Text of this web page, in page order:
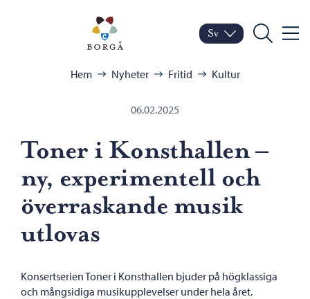
Porvoo – Gå till
Byt språk
Nuvarande språk:
Sv
Sök Meny
Hem Nyheter Fritid Kultur
06.02.2025
Toner i Konsthallen –
ny, experimentell och
överraskande musik
utlovas
Konsertserien Toner i Konsthallen bjuder på högklassiga
och mångsidiga musikupplevelser under hela året.